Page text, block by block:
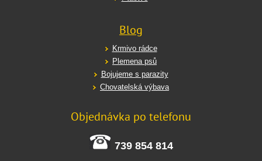
Blog
Krmivo rádce
Plemena psů
Bojujeme s parazity
Chovatelská výbava
Objednávka po telefonu
739 854 814